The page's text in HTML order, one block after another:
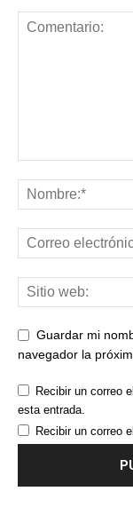
Guardar mi
navegador la
Recibir un correo
esta entrada.
Recibir un correo